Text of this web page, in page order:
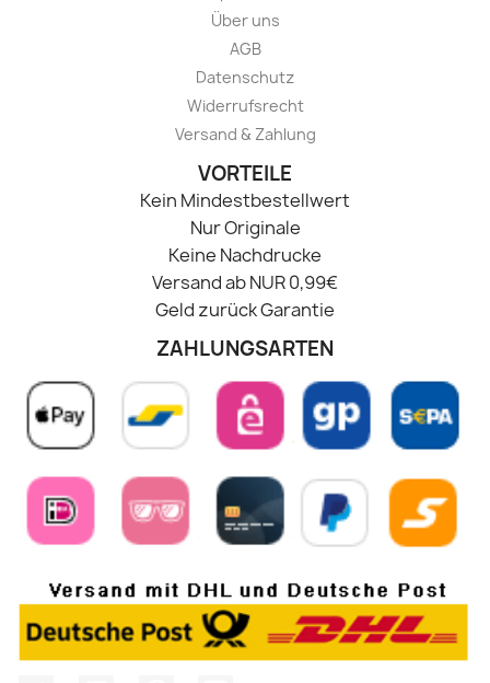
Über uns
AGB
Datenschutz
Widerrufsrecht
Versand & Zahlung
VORTEILE
Kein Mindestbestellwert
Nur Originale
Keine Nachdrucke
Versand ab NUR 0,99€
Geld zurück Garantie
ZAHLUNGSARTEN